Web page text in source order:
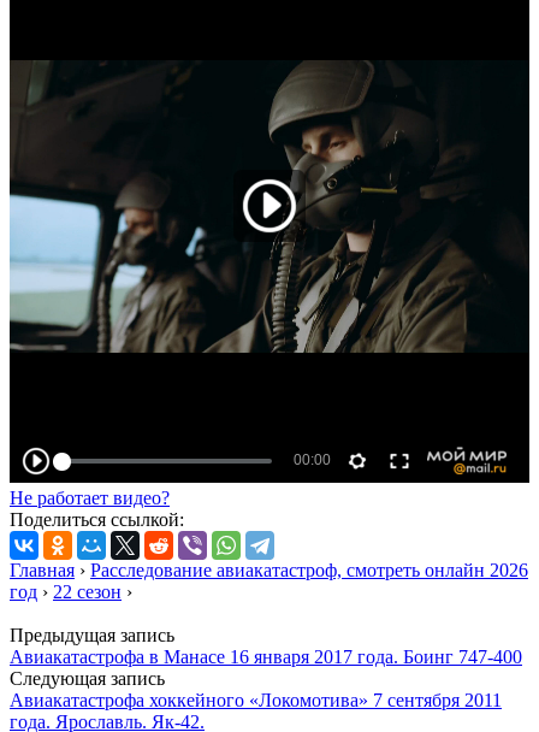
Не работает видео?
Поделиться ссылкой:
Главная › Расследование авиакатастроф, смотреть онлайн 2026
год › 22 сезон ›
Предыдущая запись
Авиакатастрофа в Манасе 16 января 2017 года. Боинг 747-400
Следующая запись
Авиакатастрофа хоккейного «Локомотива» 7 сентября 2011
года. Ярославль. Як-42.